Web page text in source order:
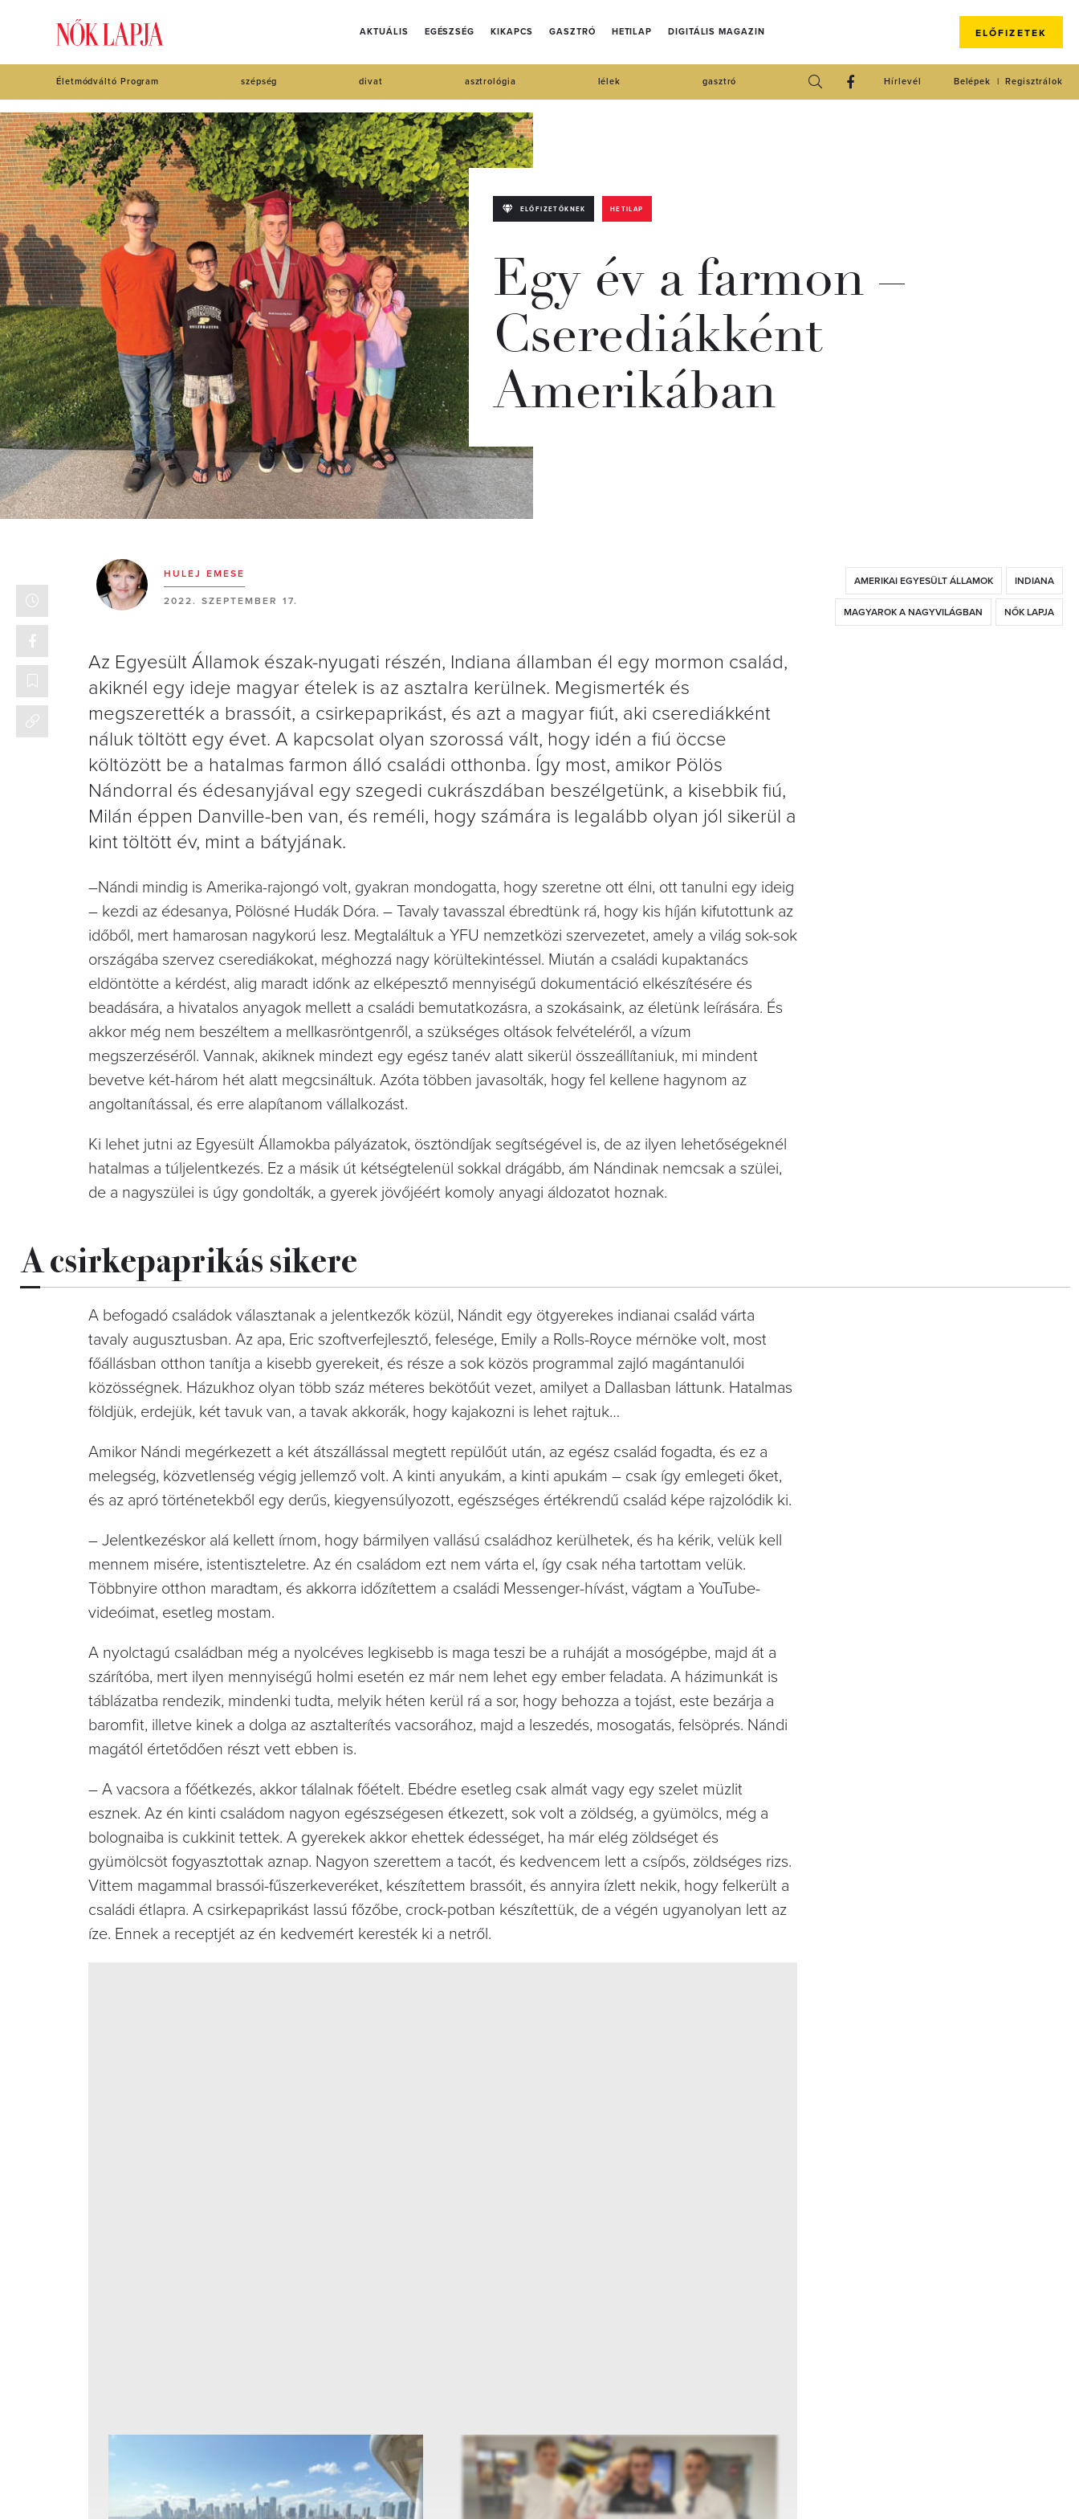
AKTUÁLIS EGÉSZSÉG KIKAPCS GASZTRÓ HETILAP DIGITÁLIS MAGAZIN ELŐFIZETEK
Életmódváltó Program szépség divat asztrológia lélek gasztró Regisztrálok
Belépek
Hírlevél
ELŐFIZETŐKNEK HETILAP
Egy év a farmon –
Cserediákként
Amerikában
HULEJ EMESE
2022. SZEPTEMBER 17.
AMERIKAI EGYESÜLT ÁLLAMOK INDIANA
MAGYAROK A NAGYVILÁGBAN NŐK LAPJA
Az Egyesült Államok észak-nyugati részén, Indiana államban él egy mormon család,
akiknél egy ideje magyar ételek is az asztalra kerülnek. Megismerték és
megszerették a brassóit, a csirkepaprikást, és azt a magyar fiút, aki cserediákként
náluk töltött egy évet. A kapcsolat olyan szorossá vált, hogy idén a fiú öccse
költözött be a hatalmas farmon álló családi otthonba. Így most, amikor Pölös
Nándorral és édesanyjával egy szegedi cukrászdában beszélgetünk, a kisebbik fiú,
Milán éppen Danville-ben van, és reméli, hogy számára is legalább olyan jól sikerül a
kint töltött év, mint a bátyjának.
–Nándi mindig is Amerika-rajongó volt, gyakran mondogatta, hogy szeretne ott élni, ott tanulni egy ideig
– kezdi az édesanya, Pölösné Hudák Dóra. – Tavaly tavasszal ébredtünk rá, hogy kis híján kifutottunk az
időből, mert hamarosan nagykorú lesz. Megtaláltuk a YFU nemzetközi szervezetet, amely a világ sok-sok
országába szervez cserediákokat, méghozzá nagy körültekintéssel. Miután a családi kupaktanács
eldöntötte a kérdést, alig maradt időnk az elképesztő mennyiségű dokumentáció elkészítésére és
beadására, a hivatalos anyagok mellett a családi bemutatkozásra, a szokásaink, az életünk leírására. És
akkor még nem beszéltem a mellkasröntgenről, a szükséges oltások felvételéről, a vízum
megszerzéséről. Vannak, akiknek mindezt egy egész tanév alatt sikerül összeállítaniuk, mi mindent
bevetve két-három hét alatt megcsináltuk. Azóta többen javasolták, hogy fel kellene hagynom az
angoltanítással, és erre alapítanom vállalkozást.
Ki lehet jutni az Egyesült Államokba pályázatok, ösztöndíjak segítségével is, de az ilyen lehetőségeknél
hatalmas a túljelentkezés. Ez a másik út kétségtelenül sokkal drágább, ám Nándinak nemcsak a szülei,
de a nagyszülei is úgy gondolták, a gyerek jövőjéért komoly anyagi áldozatot hoznak.
A csirkepaprikás sikere
A befogadó családok választanak a jelentkezők közül, Nándit egy ötgyerekes indianai család várta
tavaly augusztusban. Az apa, Eric szoftverfejlesztő, felesége, Emily a Rolls-Royce mérnöke volt, most
főállásban otthon tanítja a kisebb gyerekeit, és része a sok közös programmal zajló magántanulói
közösségnek. Házukhoz olyan több száz méteres bekötőút vezet, amilyet a Dallasban láttunk. Hatalmas
földjük, erdejük, két tavuk van, a tavak akkorák, hogy kajakozni is lehet rajtuk…
Amikor Nándi megérkezett a két átszállással megtett repülőút után, az egész család fogadta, és ez a
melegség, közvetlenség végig jellemző volt. A kinti anyukám, a kinti apukám – csak így emlegeti őket,
és az apró történetekből egy derűs, kiegyensúlyozott, egészséges értékrendű család képe rajzolódik ki.
– Jelentkezéskor alá kellett írnom, hogy bármilyen vallású családhoz kerülhetek, és ha kérik, velük kell
mennem misére, istentiszteletre. Az én családom ezt nem várta el, így csak néha tartottam velük.
Többnyire otthon maradtam, és akkorra időzítettem a családi Messenger-hívást, vágtam a YouTube-
videóimat, esetleg mostam.
A nyolctagú családban még a nyolcéves legkisebb is maga teszi be a ruháját a mosógépbe, majd át a
szárítóba, mert ilyen mennyiségű holmi esetén ez már nem lehet egy ember feladata. A házimunkát is
táblázatba rendezik, mindenki tudta, melyik héten kerül rá a sor, hogy behozza a tojást, este bezárja a
baromfit, illetve kinek a dolga az asztalterítés vacsorához, majd a leszedés, mosogatás, felsöprés. Nándi
magától értetődően részt vett ebben is.
– A vacsora a főétkezés, akkor tálalnak főételt. Ebédre esetleg csak almát vagy egy szelet müzlit
esznek. Az én kinti családom nagyon egészségesen étkezett, sok volt a zöldség, a gyümölcs, még a
bolognaiba is cukkinit tettek. A gyerekek akkor ehettek édességet, ha már elég zöldséget és
gyümölcsöt fogyasztottak aznap. Nagyon szerettem a tacót, és kedvencem lett a csípős, zöldséges rizs.
Vittem magammal brassói-fűszerkeveréket, készítettem brassóit, és annyira ízlett nekik, hogy felkerült a
családi étlapra. A csirkepaprikást lassú főzőbe, crock-potban készítettük, de a végén ugyanolyan lett az
íze. Ennek a receptjét az én kedvemért keresték ki a netről.